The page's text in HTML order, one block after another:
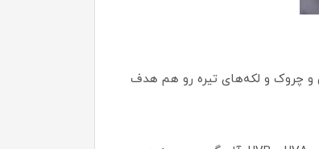
و چروک و لکه‌های تیره رو هم هدف